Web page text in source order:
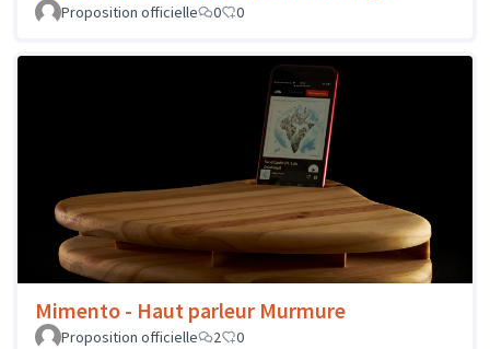
Proposition officielle 0 0
Mimento - Haut parleur Murmure
Proposition officielle 2 0